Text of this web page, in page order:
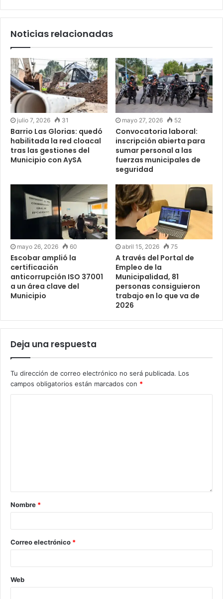
Noticias relacionadas
julio 7, 2026 31
Barrio Las Glorias: quedó
habilitada la red cloacal
tras las gestiones del
Municipio con AySA
mayo 27, 2026 52
Convocatoria laboral:
inscripción abierta para
sumar personal a las
fuerzas municipales de
seguridad
mayo 26, 2026 60
Escobar amplió la
certificación
anticorrupción ISO 37001
a un área clave del
Municipio
abril 15, 2026 75
A través del Portal de
Empleo de la
Municipalidad, 81
personas consiguieron
trabajo en lo que va de
2026
Deja una respuesta
Tu dirección de correo electrónico no será publicada. Los
campos obligatorios están marcados con *
Nombre *
Correo electrónico *
Web